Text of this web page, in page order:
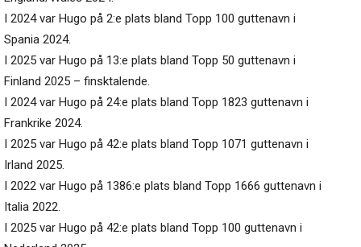
I 2024 var Hugo på 2:e plats bland Topp 100 guttenavn i
Spania 2024.
I 2025 var Hugo på 13:e plats bland Topp 50 guttenavn i
Finland 2025 – finsktalende.
I 2024 var Hugo på 24:e plats bland Topp 1823 guttenavn i
Frankrike 2024.
I 2025 var Hugo på 42:e plats bland Topp 1071 guttenavn i
Irland 2025.
I 2022 var Hugo på 1386:e plats bland Topp 1666 guttenavn i
Italia 2022.
I 2025 var Hugo på 42:e plats bland Topp 100 guttenavn i